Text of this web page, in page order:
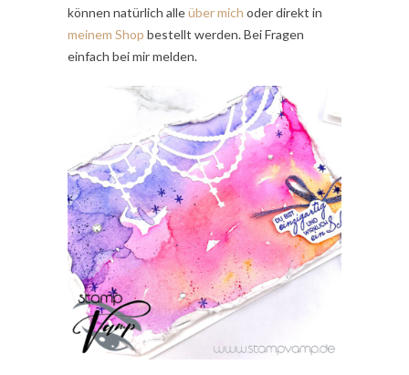
können natürlich alleüber mich oder direkt in
meinem Shop bestellt werden. Bei Fragen
einfach bei mir melden.